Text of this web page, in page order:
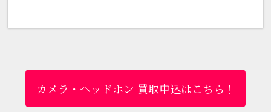
カメラ・ヘッドホン 買取申込はこちら！